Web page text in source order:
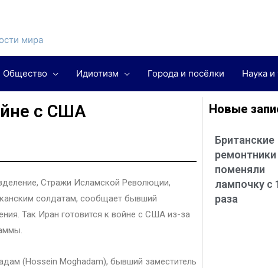
мира
Общество Идиотизм Города и посёлки Наука и
с США
Стражи Исламской Революции,
солдатам, сообщает бывший
Так Иран готовится к войне с США из-за
(Hossein Moghadam), бывший заместитель
Новые
Британские
ремонтники
поменяли
лампочку с
раза